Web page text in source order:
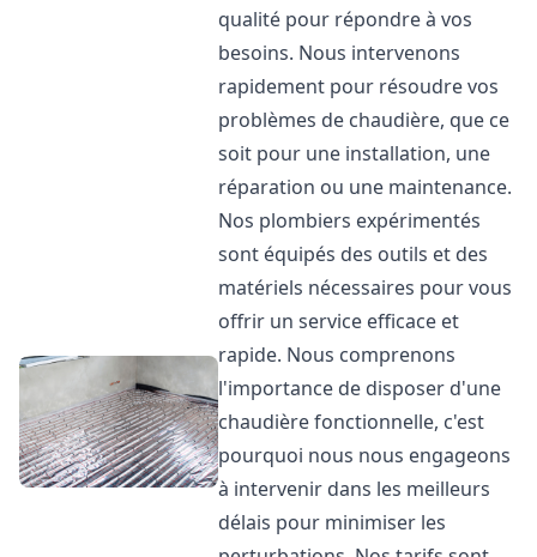
qualité pour répondre à vos
besoins. Nous intervenons
rapidement pour résoudre vos
problèmes de chaudière, que ce
soit pour une installation, une
réparation ou une maintenance.
Nos plombiers expérimentés
sont équipés des outils et des
matériels nécessaires pour vous
offrir un service efficace et
rapide. Nous comprenons
l'importance de disposer d'une
chaudière fonctionnelle, c'est
pourquoi nous nous engageons
à intervenir dans les meilleurs
délais pour minimiser les